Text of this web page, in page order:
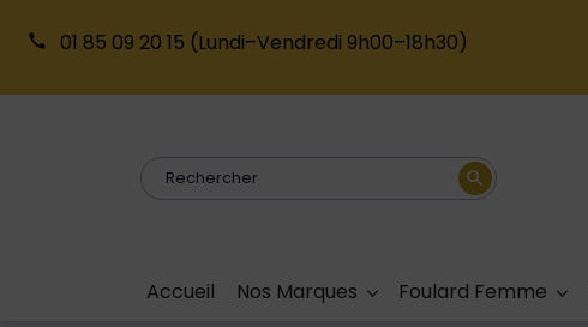
01 85 09 20 15 (Lundi–Vendredi 9h00–18h30)
search
Accueil Nos Marques Foulard Femme